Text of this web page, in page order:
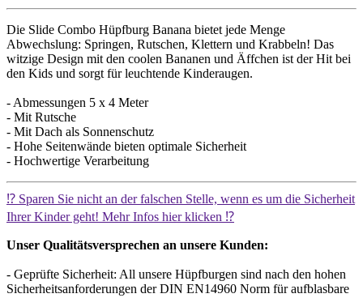
Die Slide Combo Hüpfburg Banana bietet jede Menge
Abwechslung: Springen, Rutschen, Klettern und Krabbeln! Das
witzige Design mit den coolen Bananen und Äffchen ist der Hit bei
den Kids und sorgt für leuchtende Kinderaugen.
- Abmessungen 5 x 4 Meter
- Mit Rutsche
- Mit Dach als Sonnenschutz
- Hohe Seitenwände bieten optimale Sicherheit
- Hochwertige Verarbeitung
⁉️ Sparen Sie nicht an der falschen Stelle, wenn es um die Sicherheit
Ihrer Kinder geht! Mehr Infos hier klicken ⁉️
Unser Qualitätsversprechen an unsere Kunden:
- Geprüfte Sicherheit: All unsere Hüpfburgen sind nach den hohen
Sicherheitsanforderungen der DIN EN14960 Norm für aufblasbare